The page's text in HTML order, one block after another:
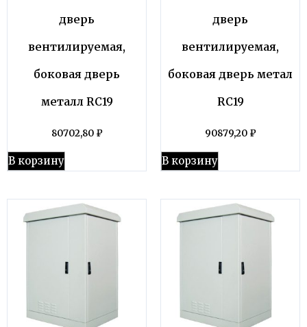
дверь
вентилируемая,
боковая дверь
металл RC19
80702,80 ₽
В корзину
дверь
вентилируемая,
боковая дверь метал
RC19
90879,20 ₽
В корзину